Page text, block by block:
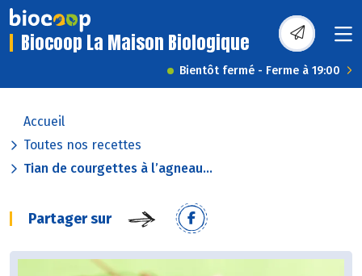
Biocoop La Maison Biologique
Bientôt fermé - Ferme à 19:00
Accueil
Toutes nos recettes
Tian de courgettes à l’agneau...
Partager sur